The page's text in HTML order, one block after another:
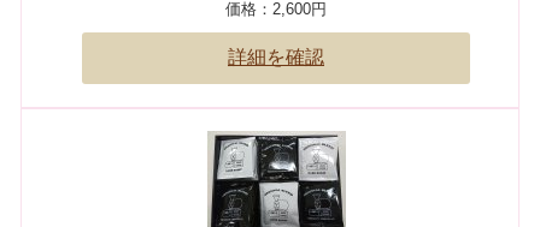
価格： 2,600円
詳細を確認